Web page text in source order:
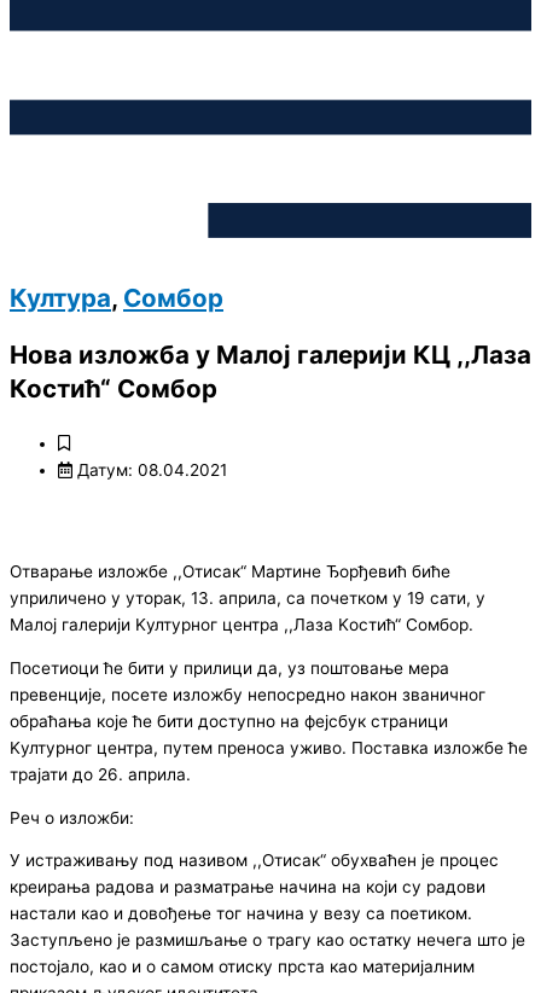
Култура, Сомбор
Нова изложба у Малој галерији КЦ ,,Лаза
Костић“ Сомбор
Датум: 08.04.2021
Отварање изложбе ,,Отисак“ Мартине Ђорђевић биће
уприличено у уторак, 13. априла, са почетком у 19 сати, у
Малој галерији Kултурног центра ,,Лаза Kостић“ Сомбор.
Посетиоци ће бити у прилици да, уз поштовање мера
превенције, посете изложбу непосредно након званичног
обраћања које ће бити доступно на фејсбук страници
Kултурног центра, путем преноса уживо. Поставка изложбе ће
трајати до 26. априла.
Реч о изложби:
У истраживању под називом ,,Отисак“ обухваћен је процес
креирања радова и разматрање начина на који су радови
настали као и довођење тог начина у везу са поетиком.
Заступљено је размишљање о трагу као остатку нечега што је
постојало, као и о самом отиску прста као материјалним